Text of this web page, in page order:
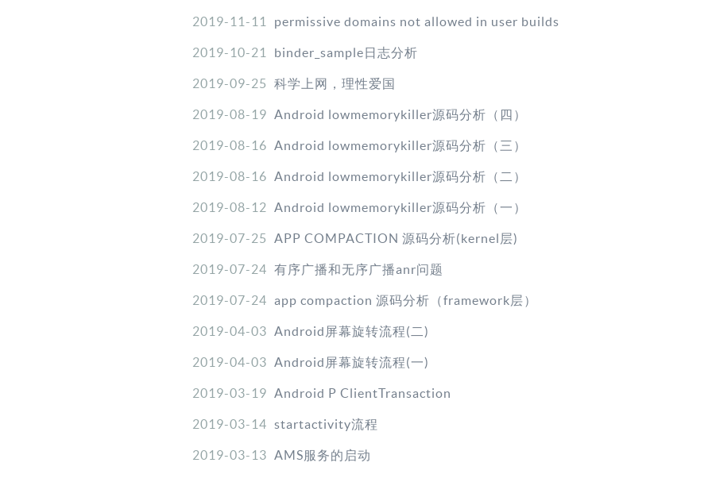
2019-11-11 permissive domains not allowed in user builds
2019-10-21 binder_sample日志分析
2019-09-25 科学上网，理性爱国
2019-08-19 Android lowmemorykiller源码分析（四）
2019-08-16 Android lowmemorykiller源码分析（三）
2019-08-16 Android lowmemorykiller源码分析（二）
2019-08-12 Android lowmemorykiller源码分析（一）
2019-07-25 APP COMPACTION 源码分析(kernel层)
2019-07-24 有序广播和无序广播anr问题
2019-07-24 app compaction 源码分析（framework层）
2019-04-03 Android屏幕旋转流程(二)
2019-04-03 Android屏幕旋转流程(一)
2019-03-19 Android P ClientTransaction
2019-03-14 startactivity流程
2019-03-13 AMS服务的启动